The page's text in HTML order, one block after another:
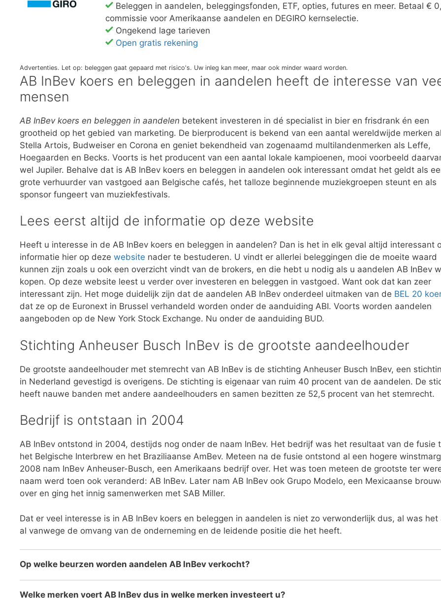
Beleggen in aandelen, beleggingsfonden, ETF, opties, futures en meer. Betaal €
commissie voor Amerikaanse aandelen en DEGIRO kernselectie.
Ongekend lage tarieven
Open gratis rekening
Advertenties. Let op: beleggen gaat gepaard met risico's. Uw inleg kan meer, maar ook minder waard worden.
AB InBev koers en beleggen in aandelen heeft de interesse van
mensen
AB InBev koers en beleggen in aandelen betekent investeren in dé specialist in bier en frisdrank én een
grootheid op het gebied van marketing. De bierproducent is bekend van een aantal wereldwijde merken
Stella Artois, Budweiser en Corona en geniet bekendheid van zogenaamd multilandenmerken als Leffe,
Hoegaarden en Becks. Voorts is het producent van een aantal lokale kampioenen, mooi voorbeeld
wel Jupiler. Behalve dat is AB InBev koers en beleggen in aandelen ook interessant omdat het geldt als
grote verhuurder van vastgoed aan Belgische cafés, het talloze beginnende muziekgroepen steunt en als
sponsor fungeert van muziekfestivals.
Lees eerst altijd de informatie op deze website
Heeft u interesse in de AB InBev koers en beleggen in aandelen? Dan is het in elk geval altijd interessant
informatie hier op deze website nader te bestuderen. U vindt er allerlei beleggingen die de moeite waard
kunnen zijn zoals u ook een overzicht vindt van de brokers, en die hebt u nodig als u aandelen AB InBev
kopen. Op deze website leest u verder over investeren en beleggen in vastgoed. Want ook dat kan zeer
interessant zijn. Het moge duidelijk zijn dat de aandelen AB InBev onderdeel uitmaken van de BEL 20
dat ze op de Euronext in Brussel verhandeld worden onder de aanduiding ABI. Voorts worden aandelen
aangeboden op de New York Stock Exchange. Nu onder de aanduiding BUD.
Stichting Anheuser Busch InBev is de grootste aandeelhouder
De grootste aandeelhouder met stemrecht van AB InBev is de stichting Anheuser Busch InBev, een
in Nederland gevestigd is overigens. De stichting is eigenaar van ruim 40 procent van de aandelen. De
heeft nauwe banden met andere aandeelhouders en samen bezitten ze 52,5 procent van het stemrecht.
Bedrijf is ontstaan in 2004
AB InBev ontstond in 2004, destijds nog onder de naam InBev. Het bedrijf was het resultaat van de fusie
het Belgische Interbrew en het Braziliaanse AmBev. Meteen na de fusie ontstond al een hogere
2008 nam InBev Anheuser-Busch, een Amerikaans bedrijf over. Het was toen meteen de grootste ter
naam werd toen ook veranderd: AB InBev. Later nam AB InBev ook Grupo Modelo, een Mexicaanse
over en ging het innig samenwerken met SAB Miller.
Dat er veel interesse is in AB InBev koers en beleggen in aandelen is niet zo verwonderlijk dus, al was het
al vanwege de omvang van de onderneming en de leidende positie die het heeft.
Op welke beurzen worden aandelen AB InBev verkocht?
Welke merken voert AB InBev dus in welke merken investeert u?